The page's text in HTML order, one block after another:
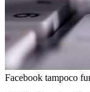
Facebook tampoco